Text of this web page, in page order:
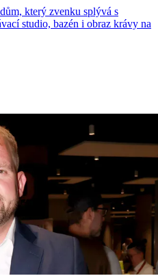
který zvenku splývá s
studio, bazén i obraz krávy na